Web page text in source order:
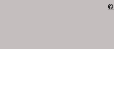
©